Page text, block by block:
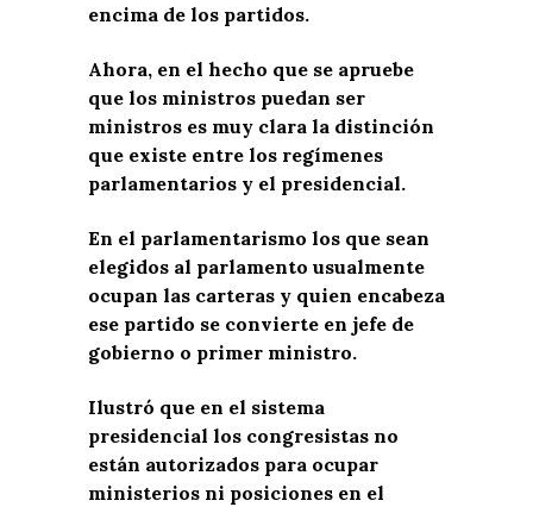
encima de los partidos.
Ahora, en el hecho que se apruebe
que los ministros puedan ser
ministros es muy clara la distinción
que existe entre los regímenes
parlamentarios y el presidencial.
En el parlamentarismo los que sean
elegidos al parlamento usualmente
ocupan las carteras y quien encabeza
ese partido se convierte en jefe de
gobierno o primer ministro.
Ilustró que en el sistema
presidencial los congresistas no
están autorizados para ocupar
ministerios ni posiciones en el